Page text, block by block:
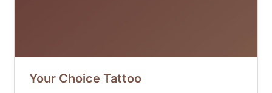
Your Choice Tattoo